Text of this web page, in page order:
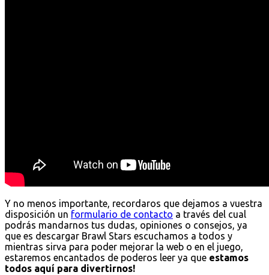
Y no menos importante, recordaros que dejamos a vuestra
disposición un formulario de contacto a través del cual
podrás mandarnos tus dudas, opiniones o consejos, ya
que es descargar Brawl Stars escuchamos a todos y
mientras sirva para poder mejorar la web o en el juego,
estaremos encantados de poderos leer ya que estamos
todos aquí para divertirnos!